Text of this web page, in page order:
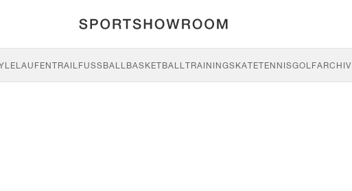
LAUFENTRAILFUSSBALL BASKETBALLTRAININGSKATETENNISGOLFARCHIV